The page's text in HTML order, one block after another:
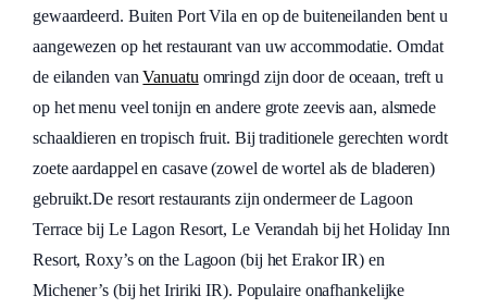
gewaardeerd. Buiten Port Vila en op de buiteneilanden bent u
aangewezen op het restaurant van uw accommodatie. Omdat
de eilanden vanVanuatu omringd zijn door de oceaan, treft u
op het menu veel tonijn en andere grote zeevis aan, alsmede
schaaldieren en tropisch fruit. Bij traditionele gerechten wordt
zoete aardappel en casave (zowel de wortel als de bladeren)
gebruikt.De resort restaurants zijn ondermeer de Lagoon
Terrace bij Le Lagon Resort, Le Verandah bij het Holiday Inn
Resort, Roxy’s on the Lagoon (bij het Erakor IR) en
Michener’s (bij het Iririki IR). Populaire onafhankelijke